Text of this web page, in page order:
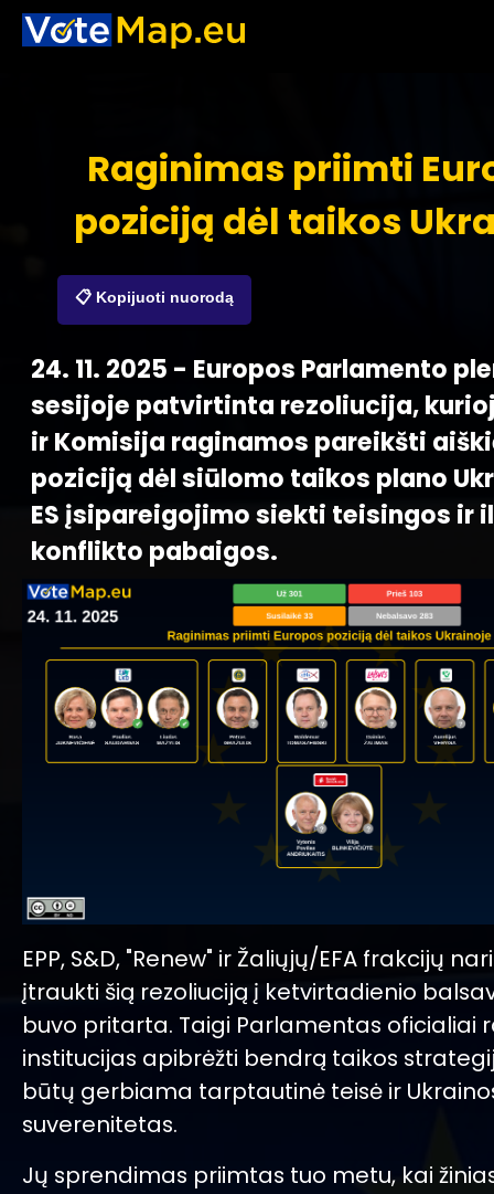
Raginimas priimti
poziciją dėl taikos
📋 Kopijuoti nuorodą
24. 11. 2025 - Europos Parlamento
sesijoje patvirtinta rezoliucija,
ir Komisija raginamos pareikšti
poziciją dėl siūlomo taikos plano
ES įsipareigojimo siekti teisingos ir
konflikto pabaigos.
EPP, S&D, "Renew" ir Žaliųjų/EFA frakcijų
įtraukti šią rezoliuciją į ketvirtadienio
buvo pritarta. Taigi Parlamentas oficialiai
institucijas apibrėžti bendrą taikos
būtų gerbiama tarptautinė teisė ir
suverenitetas.
Jų sprendimas priimtas tuo metu, kai